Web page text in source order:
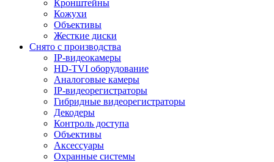
Кронштейны
Кожухи
Объективы
Жесткие диски
Снято с производства
IP-видеокамеры
HD-TVI оборудование
Аналоговые камеры
IP-видеорегистраторы
Гибридные видеорегистраторы
Декодеры
Контроль доступа
Объективы
Аксессуары
Охранные системы